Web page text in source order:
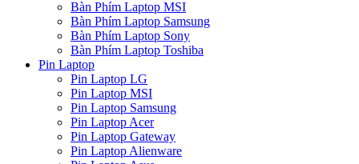
Bàn Phím Laptop MSI
Bàn Phím Laptop Samsung
Bàn Phím Laptop Sony
Bàn Phím Laptop Toshiba
Pin Laptop
Pin Laptop LG
Pin Laptop MSI
Pin Laptop Samsung
Pin Laptop Acer
Pin Laptop Gateway
Pin Laptop Alienware